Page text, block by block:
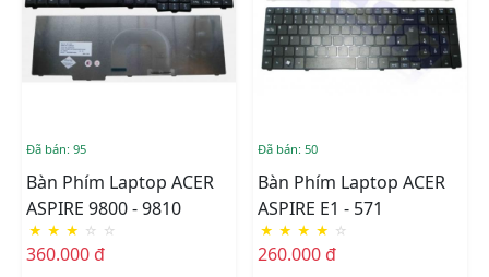
Đã bán: 95
Bàn Phím Laptop ACER
ASPIRE 9800 - 9810
★ ★ ★ ☆ ☆
360.000 đ
Đã bán: 50
Bàn Phím Laptop ACER
ASPIRE E1 - 571
★ ★ ★ ★ ☆
260.000 đ